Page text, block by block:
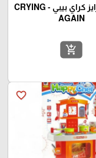
لعبة سبرايز كراي بيبي - CRYING
AGAIN
add_shopping_cart
favorite_border